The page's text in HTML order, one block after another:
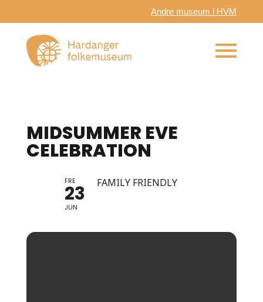
Andre museum i HVM
MIDSUMMER EVE
CELEBRATION
FRE
23
JUN
FAMILY FRIENDLY